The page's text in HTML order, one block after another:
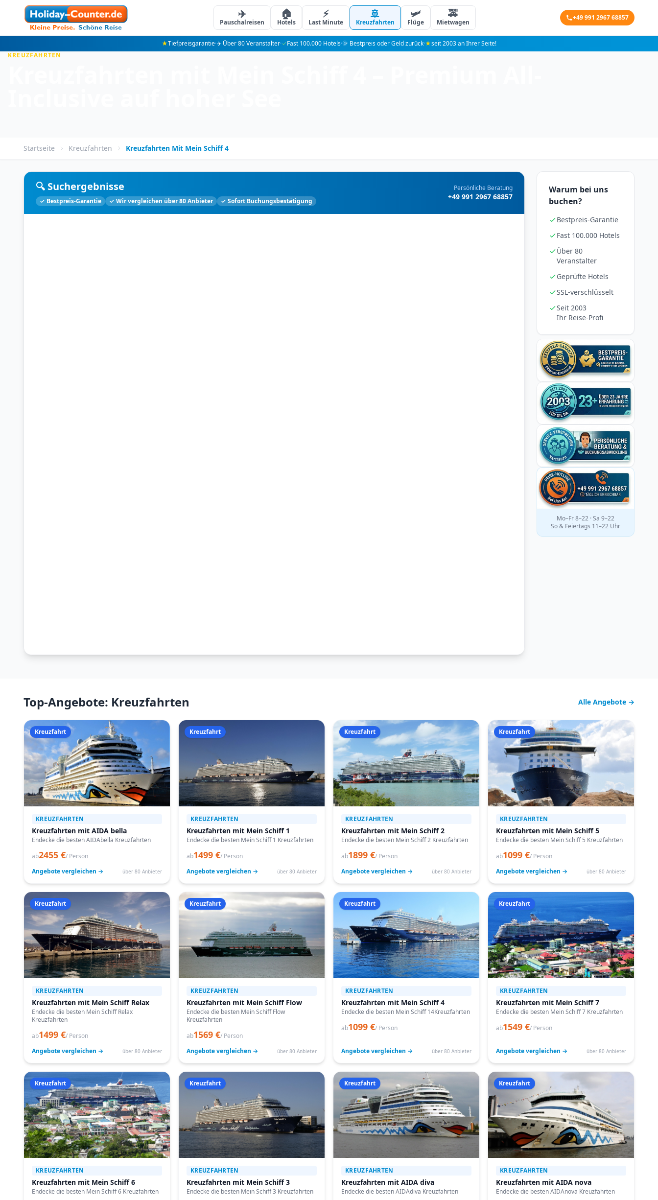
✈️
Pauschalreisen
🏠
Hotels
⚡
Last Minute
🚢
Kreuzfahrten
🛩️
Flüge
🚕
Mietwagen
+49 991 2967 68857
★Tiefpreisgarantie·✈️ Über 80 Veranstalter·✓Fast 100.000 Hotels·🌞 Bestpreis oder Geld zurück·★seit 2003 an Ihrer Seite!
KREUZFAHRTEN
Startseite Kreuzfahrten Kreuzfahrten Mit Mein Schiff 4
🔍 Suchergebnisse
✓ Bestpreis-Garantie ✓ Wir vergleichen über 80 Anbieter ✓ Sofort Buchungsbestätigung
Persönliche Beratung
+49 991 2967 68857
Warum bei uns
buchen?
Bestpreis-Garantie
Fast 100.000 Hotels
Über 80
Veranstalter
Geprüfte Hotels
SSL-verschlüsselt
Seit 2003
Ihr Reise-Profi
Mo–Fr 8–22 · Sa 9–22
So & Feiertags 11–22 Uhr
Top-Angebote: Kreuzfahrten Alle Angebote →
Kreuzfahrt
KREUZFAHRTEN
Kreuzfahrten mit AIDA bella
Endecke die besten AIDAbella Kreuzfahrten
ab2455 €/ Person
Angebote vergleichen →
über 80 Anbieter
Kreuzfahrt
KREUZFAHRTEN
Kreuzfahrten mit Mein Schiff 1
Endecke die besten Mein Schiff 1 Kreuzfahrten
ab1499 €/ Person
Angebote vergleichen →
über 80 Anbieter
Kreuzfahrt
KREUZFAHRTEN
Kreuzfahrten mit Mein Schiff 2
Endecke die besten Mein Schiff 2 Kreuzfahrten
ab1899 €/ Person
Angebote vergleichen →
über 80 Anbieter
Kreuzfahrt
KREUZFAHRTEN
Kreuzfahrten mit Mein Schiff 5
Endecke die besten Mein Schiff 5 Kreuzfahrten
ab1099 €/ Person
Angebote vergleichen →
über 80 Anbieter
Kreuzfahrt
KREUZFAHRTEN
Kreuzfahrten mit Mein Schiff Relax
Endecke die besten Mein Schiff Relax
Kreuzfahrten
ab1499 €/ Person
Angebote vergleichen →
über 80 Anbieter
Kreuzfahrt
KREUZFAHRTEN
Kreuzfahrten mit Mein Schiff Flow
Endecke die besten Mein Schiff Flow
Kreuzfahrten
ab1569 €/ Person
Angebote vergleichen →
über 80 Anbieter
Kreuzfahrt
KREUZFAHRTEN
Kreuzfahrten mit Mein Schiff 4
Endecke die besten Mein Schiff 14Kreuzfahrten
ab1099 €/ Person
Angebote vergleichen → über 80 Anbieter
Kreuzfahrt
KREUZFAHRTEN
Kreuzfahrten mit Mein Schiff 7
Endecke die besten Mein Schiff 7 Kreuzfahrten
ab1549 €/ Person
Angebote vergleichen → über 80 Anbieter
Kreuzfahrt
KREUZFAHRTEN
Kreuzfahrten mit Mein Schiff 6
Endecke die besten Mein Schiff 6 Kreuzfahrten
Kreuzfahrt
KREUZFAHRTEN
Kreuzfahrten mit Mein Schiff 3
Endecke die besten Mein Schiff 3 Kreuzfahrten
Kreuzfahrt
KREUZFAHRTEN
Kreuzfahrten mit AIDA diva
Endecke die besten AIDAdiva Kreuzfahrten
Kreuzfahrt
KREUZFAHRTEN
Kreuzfahrten mit AIDA nova
Endecke die besten AIDAnova Kreuzfahrten